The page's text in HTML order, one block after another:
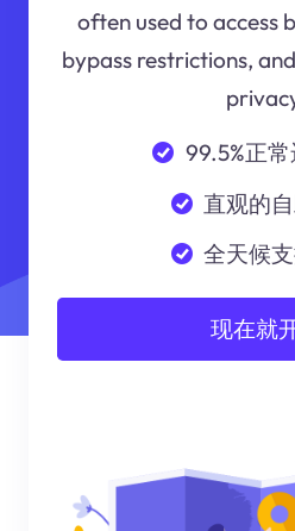
often used to access
bypass restrictions,
99.5%正
直观的
全天候
现在就